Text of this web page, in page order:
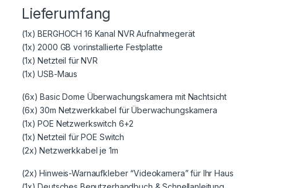
Lieferumfang
(1x) BERGHOCH 16 Kanal NVR Aufnahmegerät
(1x) 2000 GB vorinstallierte Festplatte
(1x) Netzteil für NVR
(1x) USB-Maus
(6x) Basic Dome Überwachungskamera mit Nachtsicht
(6x) 30m Netzwerkkabel für Überwachungskamera
(1x) POE Netzwerkswitch 6+2
(1x) Netzteil für POE Switch
(2x) Netzwerkkabel je 1m
(2x) Hinweis-Warnaufkleber “Videokamera” für Ihr Haus